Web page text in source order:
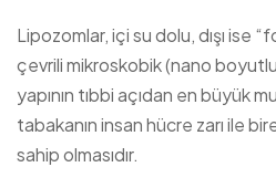
Lipozomlar, içi su dolu, dışı ise
çevrili mikroskobik (nano
yapının tıbbi açıdan en büyük
tabakanın insan hücre zarı ile
sahip olmasıdır.